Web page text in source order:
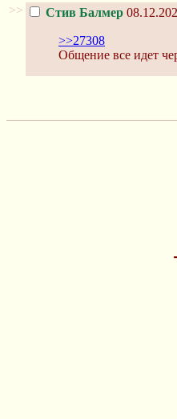
>> Стив Балмер
>>27308
Общение все идет